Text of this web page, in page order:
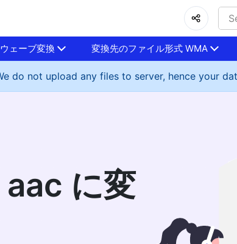
ウェーブ変換 変換先のファイル形式 WMA
do not upload any files to server, hence your
に変